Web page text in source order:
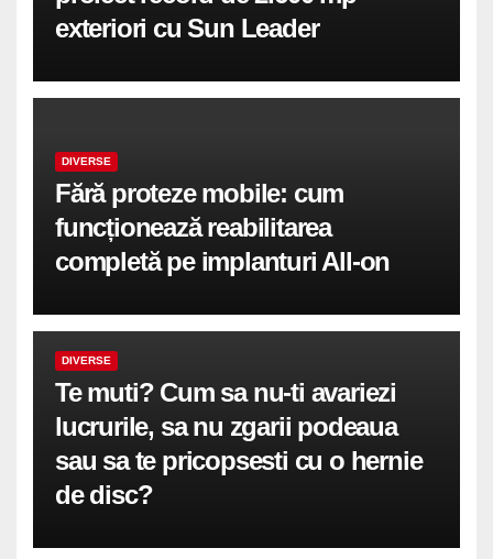
exteriori cu Sun Leader
DIVERSE
Fără proteze mobile: cum
funcționează reabilitarea
completă pe implanturi All-on
DIVERSE
Te muti? Cum sa nu-ti avariezi
lucrurile, sa nu zgarii podeaua
sau sa te pricopsesti cu o hernie
de disc?